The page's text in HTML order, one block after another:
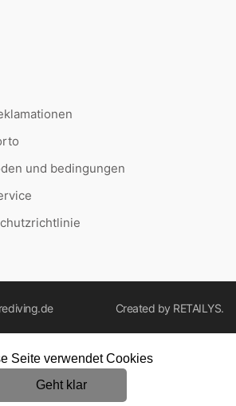
und bedingungen
Created by RETAILYS.
Seite verwendet Cookies
Geht klar